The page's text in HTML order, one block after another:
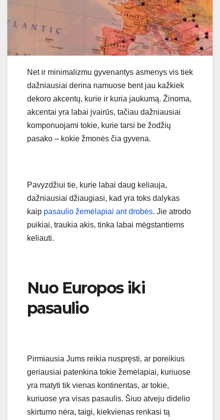
Net ir minimalizmu gyvenantys asmenys vis tiek
dažniausiai derina namuose bent jau kažkiek
dekoro akcentų, kurie ir kuria jaukumą. Žinoma,
akcentai yra labai įvairūs, tačiau dažniausiai
komponuojami tokie, kurie tarsi be žodžių
pasako – kokie žmonės čia gyvena.
Pavyzdžiui tie, kurie labai daug keliauja,
dažniausiai džiaugiasi, kad yra toks dalykas
kaip pasaulio žemėlapiai ant drobės. Jie atrodo
puikiai, traukia akis, tinka labai mėgstantiems
keliauti.
Nuo Europos iki
pasaulio
Pirmiausia Jums reikia nuspręsti, ar poreikius
geriausiai patenkina tokie žemėlapiai, kuriuose
yra matyti tik vienas kontinentas, ar tokie,
kuriuose yra visas pasaulis. Šiuo atveju didelio
skirtumo nėra, taigi, kiekvienas renkasi tą